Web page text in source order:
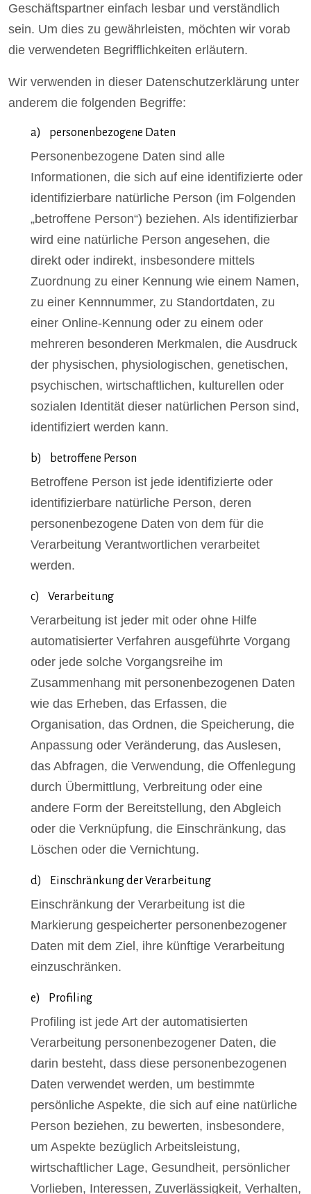
Geschäftspartner einfach lesbar und verständlich
sein. Um dies zu gewährleisten, möchten wir vorab
die verwendeten Begrifflichkeiten erläutern.
Wir verwenden in dieser Datenschutzerklärung unter
anderem die folgenden Begriffe:
a) personenbezogene Daten
Personenbezogene Daten sind alle
Informationen, die sich auf eine identifizierte oder
identifizierbare natürliche Person (im Folgenden
„betroffene Person“) beziehen. Als identifizierbar
wird eine natürliche Person angesehen, die
direkt oder indirekt, insbesondere mittels
Zuordnung zu einer Kennung wie einem Namen,
zu einer Kennnummer, zu Standortdaten, zu
einer Online-Kennung oder zu einem oder
mehreren besonderen Merkmalen, die Ausdruck
der physischen, physiologischen, genetischen,
psychischen, wirtschaftlichen, kulturellen oder
sozialen Identität dieser natürlichen Person sind,
identifiziert werden kann.
b) betroffene Person
Betroffene Person ist jede identifizierte oder
identifizierbare natürliche Person, deren
personenbezogene Daten von dem für die
Verarbeitung Verantwortlichen verarbeitet
werden.
c) Verarbeitung
Verarbeitung ist jeder mit oder ohne Hilfe
automatisierter Verfahren ausgeführte Vorgang
oder jede solche Vorgangsreihe im
Zusammenhang mit personenbezogenen Daten
wie das Erheben, das Erfassen, die
Organisation, das Ordnen, die Speicherung, die
Anpassung oder Veränderung, das Auslesen,
das Abfragen, die Verwendung, die Offenlegung
durch Übermittlung, Verbreitung oder eine
andere Form der Bereitstellung, den Abgleich
oder die Verknüpfung, die Einschränkung, das
Löschen oder die Vernichtung.
d) Einschränkung der Verarbeitung
Einschränkung der Verarbeitung ist die
Markierung gespeicherter personenbezogener
Daten mit dem Ziel, ihre künftige Verarbeitung
einzuschränken.
e) Profiling
Profiling ist jede Art der automatisierten
Verarbeitung personenbezogener Daten, die
darin besteht, dass diese personenbezogenen
Daten verwendet werden, um bestimmte
persönliche Aspekte, die sich auf eine natürliche
Person beziehen, zu bewerten, insbesondere,
um Aspekte bezüglich Arbeitsleistung,
wirtschaftlicher Lage, Gesundheit, persönlicher
Vorlieben, Interessen, Zuverlässigkeit, Verhalten,